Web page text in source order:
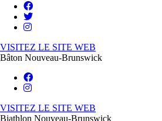
VISITEZ LE SITE WEB
Bâton Nouveau-Brunswick
VISITEZ LE SITE WEB
Biathlon Nouveau-Brunswick